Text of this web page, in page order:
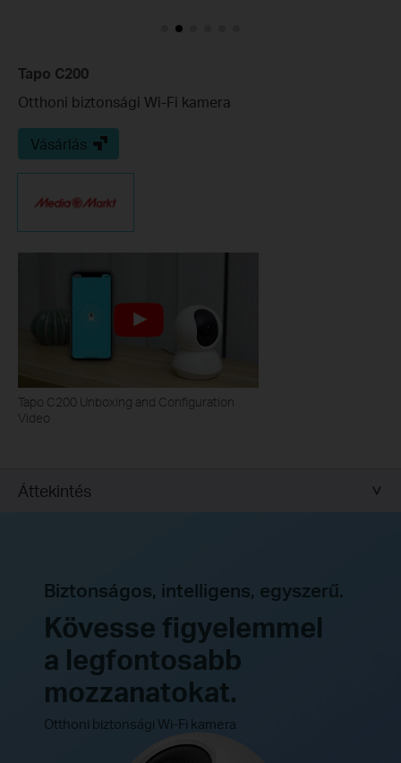
Tapo C200
Otthoni biztonsági Wi-Fi kamera
Vásárlás
Tapo C200 Unboxing and Configuration
Video
Áttekintés
Biztonságos, intelligens, egyszerű.
Kövesse figyelemmel
a legfontosabb
mozzanatokat.
Otthoni biztonsági Wi-Fi kamera